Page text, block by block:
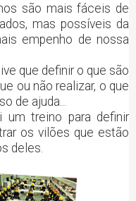
são mais fáceis de
mas possíveis da
empenho de nossa
que definir o que são
ou não realizar, o que
de ajuda...
treino para definir
os vilões que estão
deles.